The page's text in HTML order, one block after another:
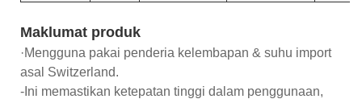
Maklumat produk
·Mengguna pakai penderia kelembapan & suhu import
asal Switzerland.
-Ini memastikan ketepatan tinggi dalam penggunaan,